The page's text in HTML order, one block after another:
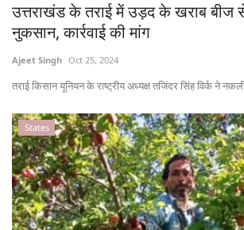
उत्तराखंड के तराई में उड़द के खराब बीज
नुकसान, कार्रवाई की मांग
Ajeet Singh Oct 25, 2024
तराई किसान यूनियन के राष्ट्रीय अध्यक्ष तजिंदर सिंह विर्क ने
States